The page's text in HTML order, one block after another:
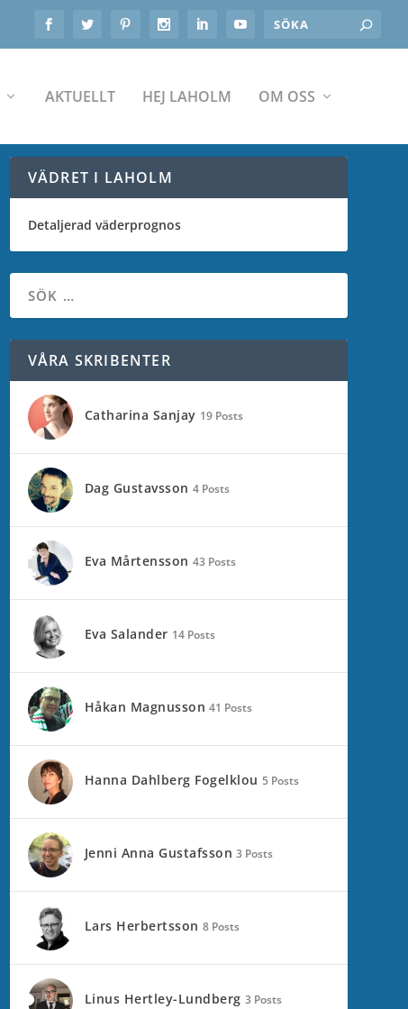
AKTUELLT HEJ LAHOLM OM OSS
VÄDRET I LAHOLM
Detaljerad väderprognos
VÅRA SKRIBENTER
Catharina Sanjay 19 Posts
Dag Gustavsson 4 Posts
Eva Mårtensson 43 Posts
Eva Salander 14 Posts
Håkan Magnusson 41 Posts
Hanna Dahlberg Fogelklou 5 Posts
Jenni Anna Gustafsson 3 Posts
Lars Herbertsson 8 Posts
Linus Hertley-Lundberg 3 Posts